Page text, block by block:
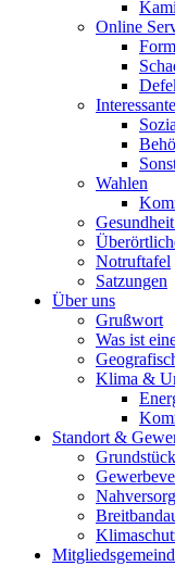
Online
Wahlen
Notruftafel
Satzungen
Über uns
Grußwort
Was ist
Klima &
Standort &